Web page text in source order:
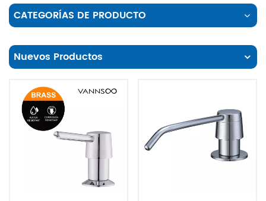
CATEGORÍAS DE PRODUCTO
Nuevos Productos